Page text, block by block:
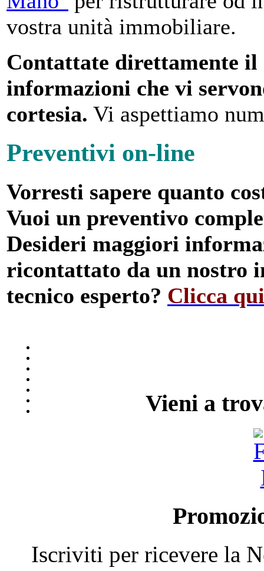
vostra unità immobiliare.
Contattate direttamente il
informazioni che vi
cortesia. Vi aspettiamo
Preventivi on-line
Vorresti sapere quanto
Vuoi un preventivo
Desideri maggiori
ricontattato da un nostro
tecnico esperto? Clicca
Vieni a
Iscriviti per ricevere la